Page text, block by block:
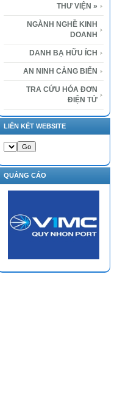
THƯ VIỆN »
NGÀNH NGHỀ KINH
DOANH
DANH BẠ HỮU ÍCH
AN NINH CẢNG BIỂN
TRA CỨU HÓA ĐƠN
ĐIỆN TỬ
LIÊN KẾT WEBSITE
QUẢNG CÁO